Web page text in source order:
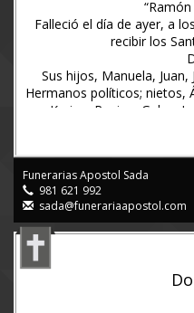
Falleció el día de ayer, a
recibir los
Sus hijos, Manuela,
Hermanos políticos; nietos,
Karina, Regina, Gala y
Federico, Nina y Sofía;
Ruegan una oración por
Misa: hoy domingo, día
capilla del tanatorio.
Tanatorio Apóstol: hogar
Sada
Funerarias Apostol Sada
981 621 992
sada@funerariaapostol.com